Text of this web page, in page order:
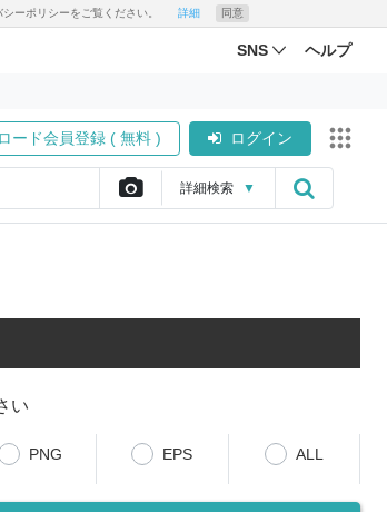
ーポリシーをご覧ください。 詳細 同意
SNS ヘルプ
ード会員登録 ( 無料 ) ログイン
詳細検索 ▼
い
PNG EPS ALL